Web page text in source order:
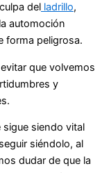
del ladrillo,
automoción
forma peligrosa.
que volvemos
y
siendo vital
siéndolo, al
dudar de que la